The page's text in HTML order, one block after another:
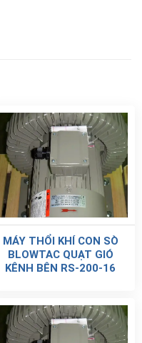
MÁY THỔI KHÍ CON SÒ
BLOWTAC QUẠT GIÓ
KÊNH BÊN RS-200-16